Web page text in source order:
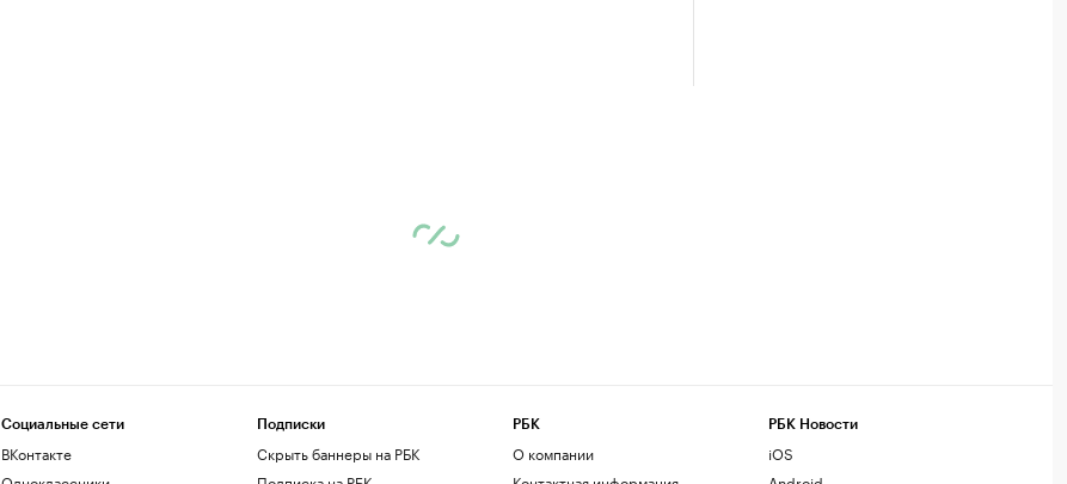
Социальные сети
ВКонтакте
Подписки
Скрыть баннеры на РБК
РБК
О компании
РБК Новости
iOS